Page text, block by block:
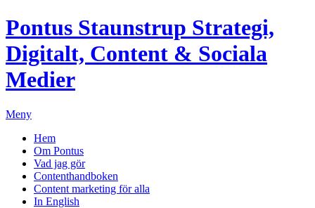
Pontus Staunstrup Strategi,
Digitalt, Content & Sociala
Medier
Meny
Hem
Om Pontus
Vad jag gör
Contenthandboken
Content marketing för alla
In English